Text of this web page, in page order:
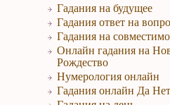
Гадания на будущее
Гадания ответ на
Гадания на
Онлайн гадания на
Рождество
Нумерология онлайн
Гадания онлайн Да Нет